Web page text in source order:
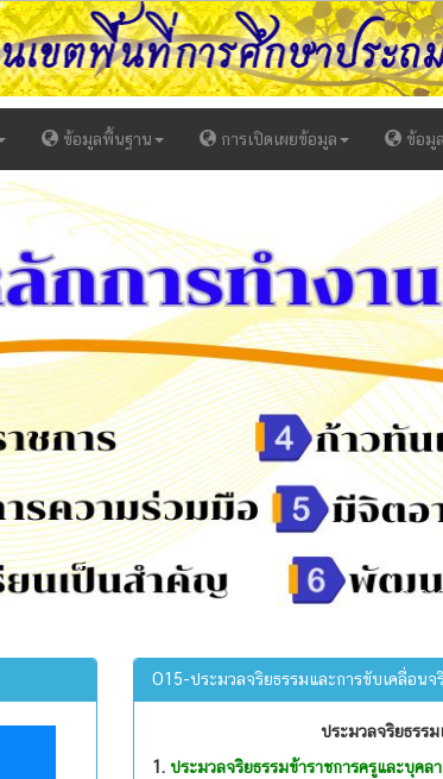
ข้อมูลพื้นฐาน การเปิดเผยข้อมูล ข้อมู
O15-ประมวลจริยธรรมและการขับเคลื่อนจ
ประมวลจริยธรร
1. ประมวลจริยธรรมข้าราชการครูและบุคล